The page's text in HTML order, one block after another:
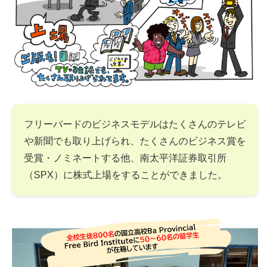
フリーバードのビジネスモデルはたくさんのテレビ
や新聞でも取り上げられ、たくさんのビジネス賞を
受賞・ノミネートする他、南太平洋証券取引所
（SPX）に株式上場をすることができました。